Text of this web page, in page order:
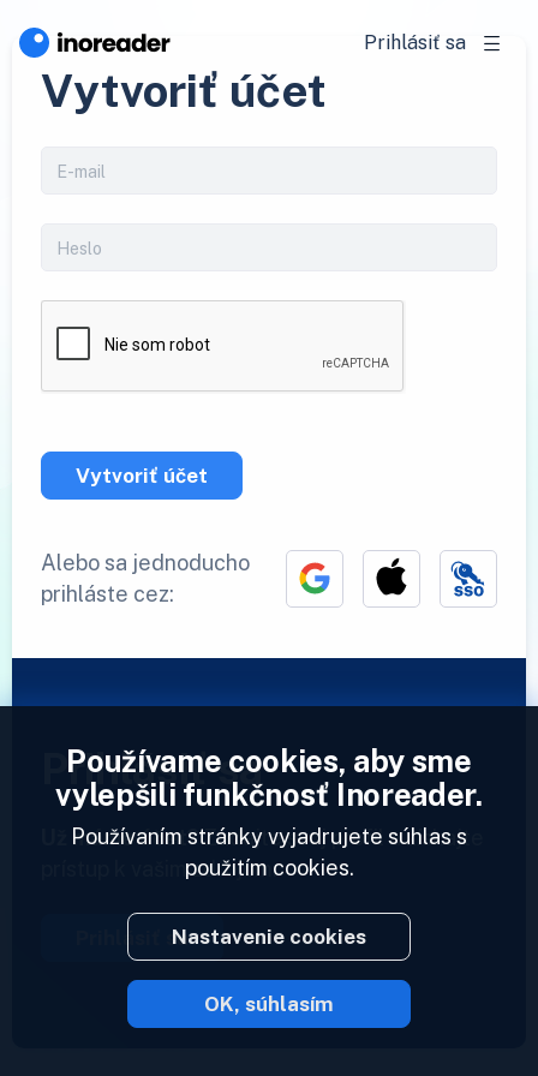
Prihlásiť sa
Vytvoriť účet
Vytvoriť účet
Alebo sa jednoducho
prihláste cez:
Prihlásiť sa
Už máme účet?Zadajte svoj profil a získajte
prístup k vašim zdrojom.
Prihlásiť sa
2023 © Inoreader
Používame cookies, aby sme
vylepšili funkčnosť Inoreader.
Používaním stránky vyjadrujete súhlas s
použitím cookies.
Nastavenie cookies
OK, súhlasím